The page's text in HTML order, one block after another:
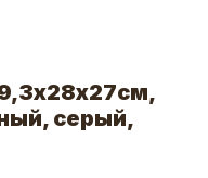
серый,